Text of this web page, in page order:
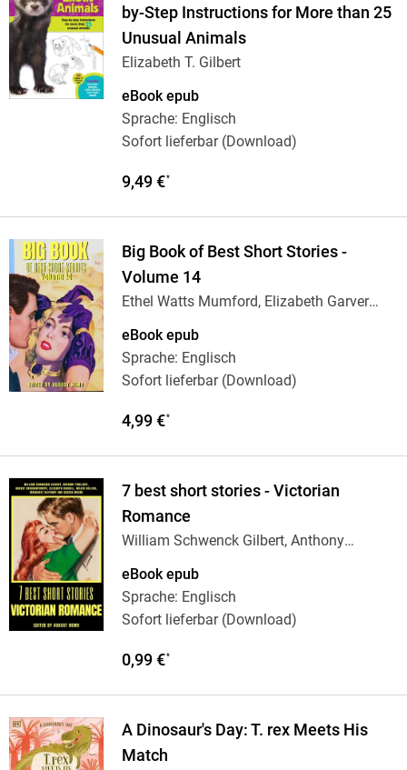
by-Step Instructions for More than 25
Unusual Animals
Elizabeth T. Gilbert
eBook epub
Sprache: Englisch
Sofort lieferbar (Download)
9,49 €*
Big Book of Best Short Stories -
Volume 14
Ethel Watts Mumford, Elizabeth Garver
eBook epub
Sprache: Englisch
Sofort lieferbar (Download)
4,99 €*
7 best short stories - Victorian
Romance
William Schwenck Gilbert, Anthony
eBook epub
Sprache: Englisch
Sofort lieferbar (Download)
0,99 €*
A Dinosaur's Day: T. rex Meets His
Match